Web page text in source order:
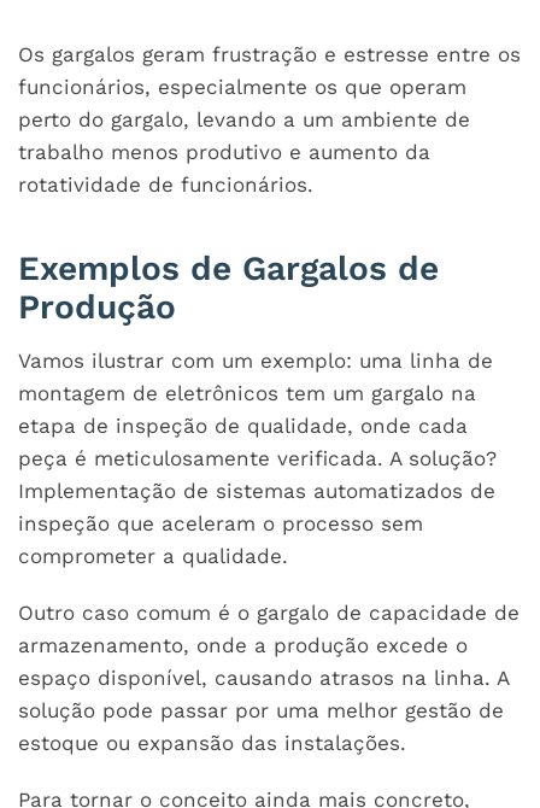
Os gargalos geram frustração e estresse entre os
funcionários, especialmente os que operam
perto do gargalo, levando a um ambiente de
trabalho menos produtivo e aumento da
rotatividade de funcionários.
Exemplos de Gargalos de
Produção
Vamos ilustrar com um exemplo: uma linha de
montagem de eletrônicos tem um gargalo na
etapa de inspeção de qualidade, onde cada
peça é meticulosamente verificada. A solução?
Implementação de sistemas automatizados de
inspeção que aceleram o processo sem
comprometer a qualidade.
Outro caso comum é o gargalo de capacidade de
armazenamento, onde a produção excede o
espaço disponível, causando atrasos na linha. A
solução pode passar por uma melhor gestão de
estoque ou expansão das instalações.
Para tornar o conceito ainda mais concreto,